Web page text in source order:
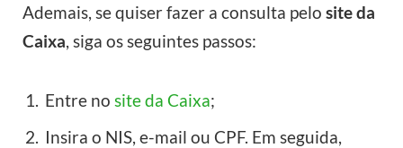
Ademais, se quiser fazer a consulta pelo site da
Caixa, siga os seguintes passos:
Entre no site da Caixa;
Insira o NIS, e-mail ou CPF. Em seguida,